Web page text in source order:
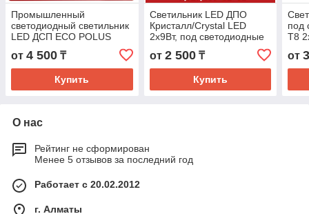
Промышленный
светодиодный светильник
LED ДСП ECO POLUS
20W, 40W, 60W
(4500k/6500К) IP65
от 4 500 ₸
Купить
Светильник LED ДПО
Кристалл/Crystal LED
2х9Вт, под светодиодные
лампы LED Т8, Ксенон/
(Аналог ЛПО 2х18)
от 2 500₸
Купить
под
Т8
ЛПО
от
О нас
Рейтинг не сформирован
Менее 5 отзывов за последний год
Работает с 20.02.2012
г. Алматы